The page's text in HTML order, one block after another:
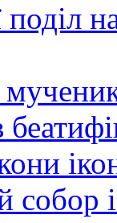
поділ
собор